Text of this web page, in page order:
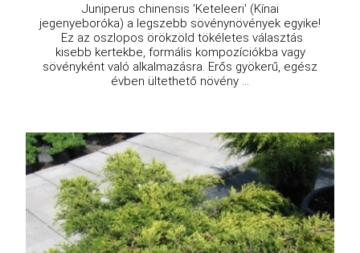
Juniperus chinensis 'Keteleeri' (Kínai
jegenyeboróka) a legszebb sövénynövények egyike!
Ez az oszlopos örökzöld tökéletes választás
kisebb kertekbe, formális kompozíciókba vagy
sövényként való alkalmazásra. Erős gyökerű, egész
évben ültethető növény ...